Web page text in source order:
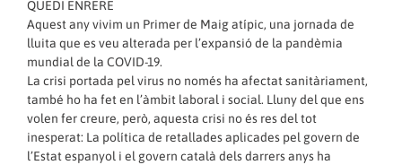
QUEDI ENRERE
Aquest any vivim un Primer de Maig atípic, una jornada de
lluita que es veu alterada per l’expansió de la pandèmia
mundial de la COVID-19.
La crisi portada pel virus no només ha afectat sanitàriament,
també ho ha fet en l’àmbit laboral i social. Lluny del que ens
volen fer creure, però, aquesta crisi no és res del tot
inesperat: La política de retallades aplicades pel govern de
l’Estat espanyol i el govern català dels darrers anys ha